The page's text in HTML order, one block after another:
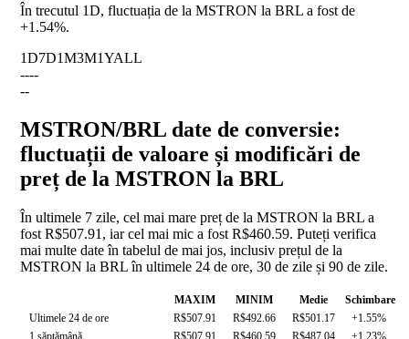
În trecutul 1D, fluctuația de la MSTRON la BRL a fost de
+1.54%.
1D7D1M3M1YALL
----
--
MSTRON/BRL date de conversie:
fluctuații de valoare și modificări de
preț de la MSTRON la BRL
În ultimele 7 zile, cel mai mare preț de la MSTRON la BRL a
fost R$507.91, iar cel mai mic a fost R$460.59. Puteți verifica
mai multe date în tabelul de mai jos, inclusiv prețul de la
MSTRON la BRL în ultimele 24 de ore, 30 de zile și 90 de zile.
MAXIM MINIM Medie
Schimbare
Ultimele 24 de ore
R$507.91 R$492.66 R$501.17
+1.55%
1 săptămână
R$507.91 R$460.59 R$487.04
+1.23%